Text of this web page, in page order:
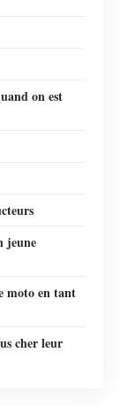
on est
jeune
moto en tant
cher leur